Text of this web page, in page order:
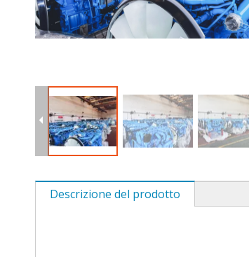
Descrizione del prodotto